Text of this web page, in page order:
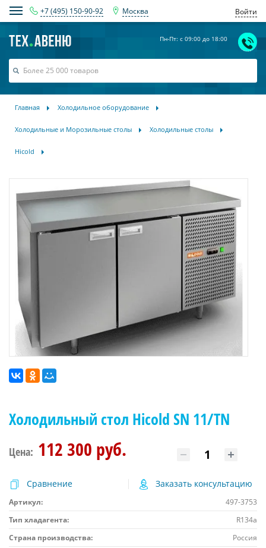
+7 (495) 150-90-92 Москва Войти
Пн-Пт: с 09:00 до 18:00
Главная Холодильное оборудование
Холодильные и Морозильные столы Холодильные столы
Hicold
Холодильный стол Hicold SN 11/TN
Цена: 112 300 руб.
Сравнение Заказать консультацию
Артикул:
497-3753
Тип хладагента:
R134a
Страна производства:
Россия